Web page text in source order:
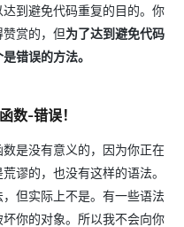
到避免代码重复的目的。你
赏的，但为了达到避免代码
错误的方法。
数-错误！
是没有意义的，因为你正在
谬的，也没有这样的语法。
但实际上不是。有一些语法
你的对象。所以我不会向你